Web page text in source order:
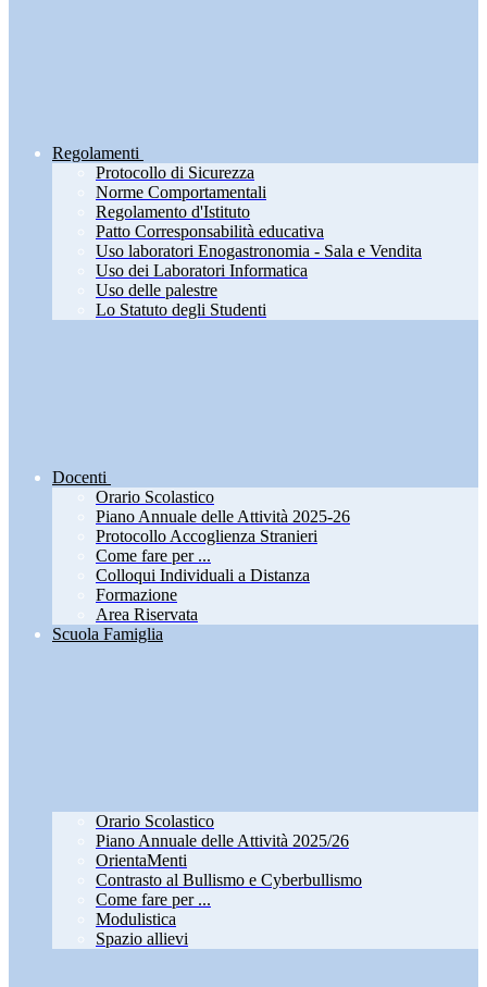
Regolamenti
Protocollo di Sicurezza
Norme Comportamentali
Regolamento d'Istituto
Patto Corresponsabilità educativa
Uso laboratori Enogastronomia - Sala e Vendita
Uso dei Laboratori Informatica
Uso delle palestre
Lo Statuto degli Studenti
Docenti
Orario Scolastico
Piano Annuale delle Attività 2025-26
Protocollo Accoglienza Stranieri
Come fare per ...
Colloqui Individuali a Distanza
Formazione
Area Riservata
Scuola Famiglia
Orario Scolastico
Piano Annuale delle Attività 2025/26
OrientaMenti
Contrasto al Bullismo e Cyberbullismo
Come fare per ...
Modulistica
Spazio allievi